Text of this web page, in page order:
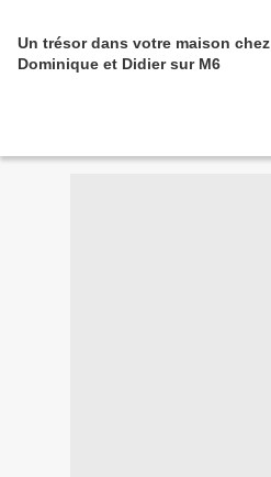
Un trésor dans votre maison chez
Dominique et Didier sur M6